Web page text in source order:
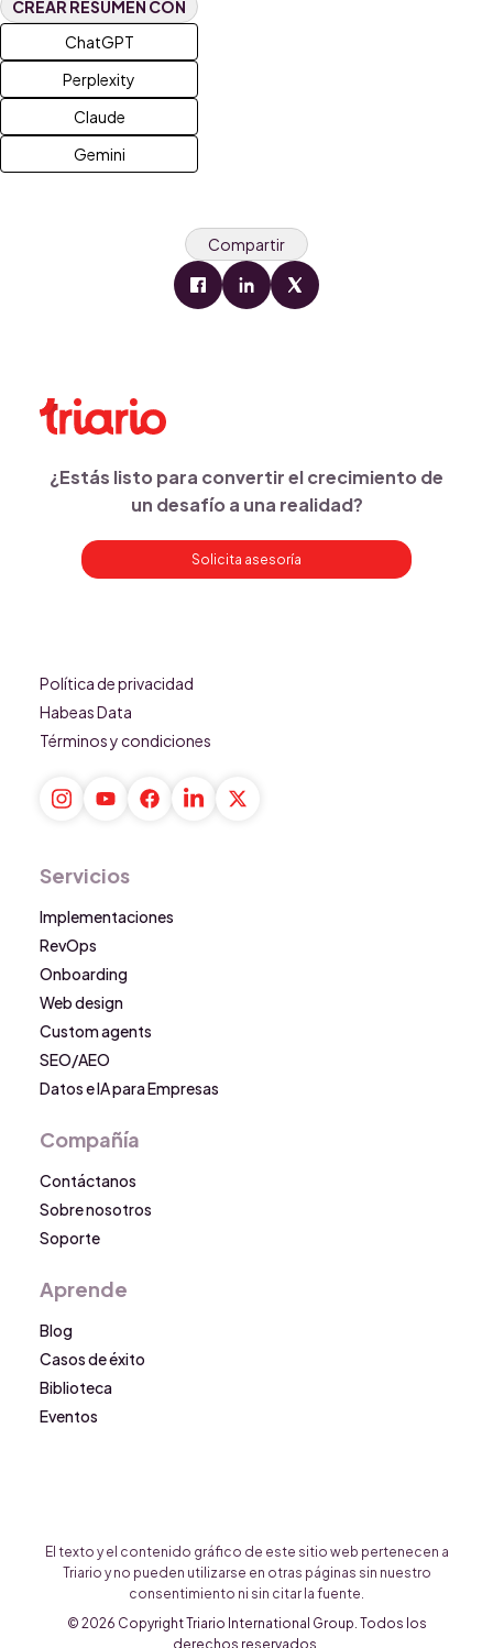
CREAR RESUMEN CON
ChatGPT
Perplexity
Claude
Gemini
Compartir
¿Estás listo para convertir el crecimiento de
un desafío a una realidad?
Solicita asesoría
Política de privacidad
Habeas Data
Términos y condiciones
Servicios
Implementaciones
RevOps
Onboarding
Web design
Custom agents
SEO/AEO
Datos e IA para Empresas
Compañía
Contáctanos
Sobre nosotros
Soporte
Aprende
Blog
Casos de éxito
Biblioteca
Eventos
El texto y el contenido gráfico de este sitio web pertenecen a
Triario y no pueden utilizarse en otras páginas sin nuestro
consentimiento ni sin citar la fuente.
© 2026 Copyright Triario International Group. Todos los
derechos reservados.